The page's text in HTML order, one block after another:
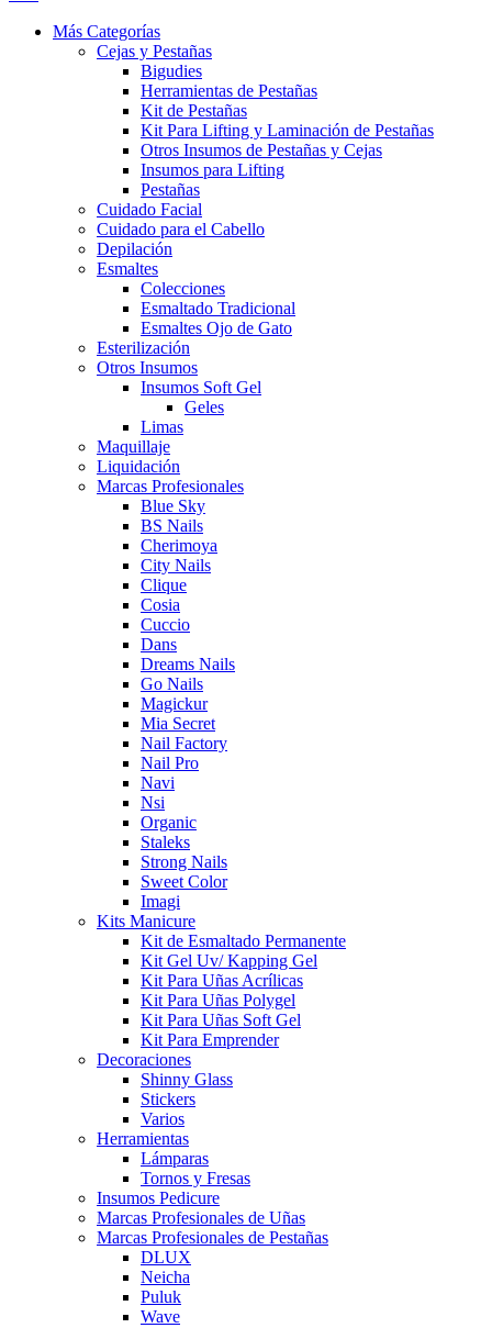
Más Categorías
Cejas y Pestañas
Bigudies
Herramientas de Pestañas
Kit de Pestañas
Kit Para Lifting y Laminación de Pestañas
Otros Insumos de Pestañas y Cejas
Insumos para Lifting
Pestañas
Cuidado Facial
Cuidado para el Cabello
Depilación
Esmaltes
Colecciones
Esmaltado Tradicional
Esmaltes Ojo de Gato
Esterilización
Otros Insumos
Insumos Soft Gel
Geles
Limas
Maquillaje
Liquidación
Marcas Profesionales
Blue Sky
BS Nails
Cherimoya
City Nails
Clique
Cosia
Cuccio
Dans
Dreams Nails
Go Nails
Magickur
Mia Secret
Nail Factory
Nail Pro
Navi
Nsi
Organic
Staleks
Strong Nails
Sweet Color
Imagi
Kits Manicure
Kit de Esmaltado Permanente
Kit Gel Uv/ Kapping Gel
Kit Para Uñas Acrílicas
Kit Para Uñas Polygel
Kit Para Uñas Soft Gel
Kit Para Emprender
Decoraciones
Shinny Glass
Stickers
Varios
Herramientas
Lámparas
Tornos y Fresas
Insumos Pedicure
Marcas Profesionales de Uñas
Marcas Profesionales de Pestañas
DLUX
Neicha
Puluk
Wave